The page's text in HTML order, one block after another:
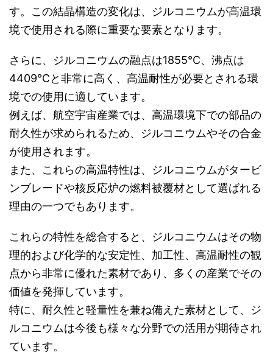
す。この結晶構造の変化は、ジルコニウムが高温環
境で使用される際に重要な要素となります。
さらに、ジルコニウムの融点は1855°C、沸点は
4409°Cと非常に高く、高温耐性が必要とされる環
境での使用に適しています。
例えば、航空宇宙産業では、高温環境下での部品の
耐久性が求められるため、ジルコニウムやその合金
が使用されます。
また、これらの高温特性は、ジルコニウムがタービ
ンブレードや核反応炉の燃料被覆材として選ばれる
理由の一つでもあります。
これらの特性を総合すると、ジルコニウムはその物
理的および化学的な安定性、加工性、高温耐性の観
点から非常に優れた素材であり、多くの産業でその
価値を発揮しています。
特に、耐久性と軽量性を兼ね備えた素材として、ジ
ルコニウムは今後も様々な分野での活用が期待され
ています。